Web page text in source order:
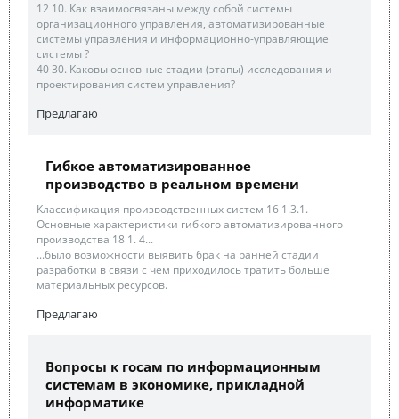
12 10. Как взаимосвязаны между собой системы
организационного управления, автоматизированные
системы управления и информационно-управляющие
системы ?
40 30. Каковы основные стадии (этапы) исследования и
проектирования систем управления?
Предлагаю
Гибкое автоматизированное
производство в реальном времени
Классификация производственных систем 16 1.3.1.
Основные характеристики гибкого автоматизированного
производства 18 1. 4...
...было возможности выявить брак на ранней стадии
разработки в связи с чем приходилось тратить больше
материальных ресурсов.
Предлагаю
Вопросы к госам по информационным
системам в экономике, прикладной
информатике